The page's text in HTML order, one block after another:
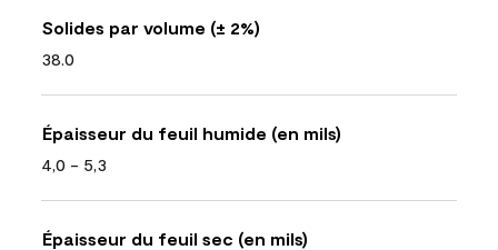
Solides par volume (± 2%)
38.0
Épaisseur du feuil humide (en mils)
4,0 - 5,3
Épaisseur du feuil sec (en mils)